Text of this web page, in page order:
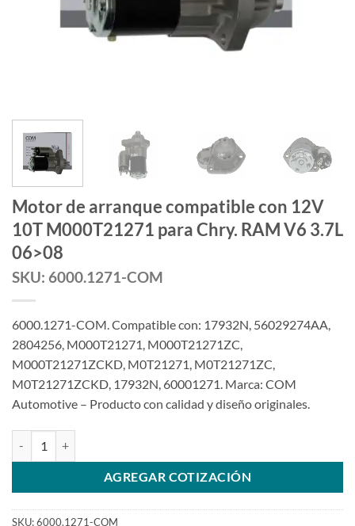
Motor de arranque compatible con 12V
10T M000T21271 para Chry. RAM V6 3.7L
06>08
SKU: 6000.1271-COM
6000.1271-COM. Compatible con: 17932N, 56029274AA,
2804256, M000T21271, M000T21271ZC,
M000T21271ZCKD, M0T21271, M0T21271ZC,
M0T21271ZCKD, 17932N, 60001271. Marca: COM
Automotive – Producto con calidad y diseño originales.
AGREGAR COTIZACIÓN
SKU:6000.1271-COM